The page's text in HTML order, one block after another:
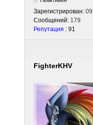
Зарегистрирован:
Сообщений: 179
Репутация : 91
FighterKHV